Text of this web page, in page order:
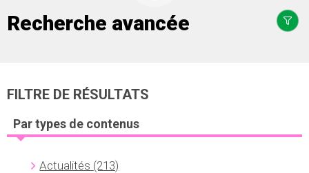
Recherche avancée
FILTRE DE RÉSULTATS
Par types de contenus
Actualités (213)